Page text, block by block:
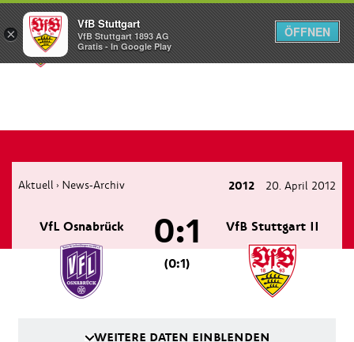
Menü
Aktuell › News-Archiv 2012 20. April 2012
VfL Osnabrück VfB Stuttgart II
0:1
(0:1)
WEITERE DATEN EINBLENDEN
×
VfB Stuttgart
VfB Stuttgart 1893 AG
Gratis - In Google Play
ÖFFNEN